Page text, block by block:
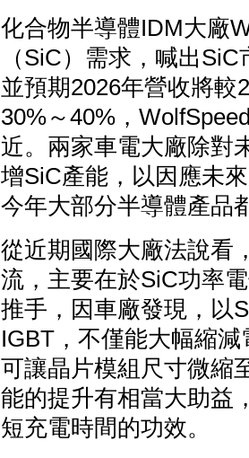
化合物半導體IDM大廠
（SiC）需求，喊出
並預期2026年營收將較
30%～40%，
近。兩家車電大廠除對
增SiC產能，以因應未
今年大部分半導體產品
從近期國際大廠法說看
流，主要在於SiC功率
推手，因車廠發現，以
IGBT，不僅能大幅縮
可讓晶片模組尺寸微縮
能的提升有相當大助益
短充電時間的功效。